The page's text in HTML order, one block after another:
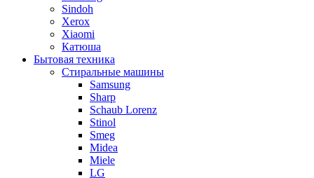
Sindoh
Xerox
Xiaomi
Катюша
Бытовая техника
Стиральные машины
Samsung
Sharp
Schaub Lorenz
Stinol
Smeg
Midea
Miele
LG